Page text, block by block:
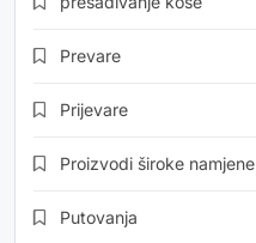
Prevare
Prijevare
Proizvodi široke namjene
Putovanja